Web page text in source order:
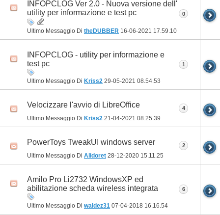
INFOPCLOG Ver 2.0 - Nuova versione dell'
utility per informazione e test pc
Ultimo Messaggio Di theDUBBER 16-06-2021 17.59.10
0
INFOPCLOG - utility per informazione e
test pc
Ultimo Messaggio Di Kriss2 29-05-2021 08.54.53
1
Velocizzare l'avvio di LibreOffice
Ultimo Messaggio Di Kriss2 21-04-2021 08.25.39
4
PowerToys TweakUI windows server
Ultimo Messaggio Di Alidoret 28-12-2020 15.11.25
2
Amilo Pro Li2732 WindowsXP ed
abilitazione scheda wireless integrata
Ultimo Messaggio Di waldez31 07-04-2018 16.16.54
6